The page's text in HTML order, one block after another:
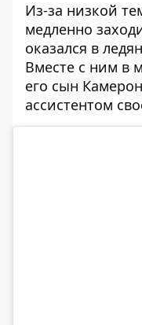
Из-за низкой
медленно
оказался в
Вместе с ним в
его сын
ассистентом